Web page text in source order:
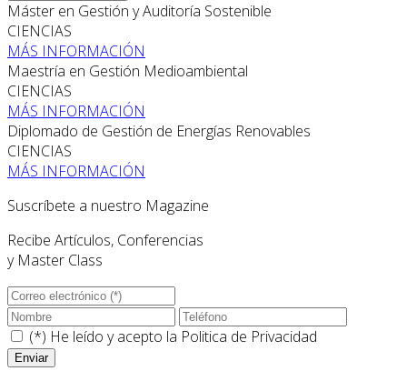
Máster en Gestión y Auditoría Sostenible
CIENCIAS
MÁS INFORMACIÓN
Maestría en Gestión Medioambiental
CIENCIAS
MÁS INFORMACIÓN
Diplomado de Gestión de Energías Renovables
CIENCIAS
MÁS INFORMACIÓN
Suscríbete a nuestro Magazine
Recibe Artículos, Conferencias
y Master Class
(*) He leído y acepto la Politica de Privacidad